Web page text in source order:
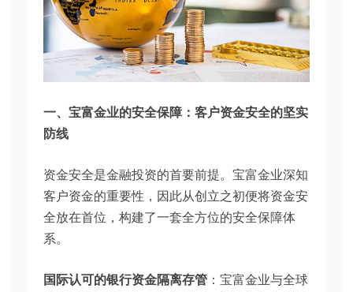
一、 宝富金业的安全保障：客户资金安全的坚实
防线
资金安全是金融投资的首要前提。宝富金业深知
客户资金的重要性，因此从创立之初便将资金安
全放在首位，构建了一套全方位的安全保障体
系。
国际认可的银行资金隔离存管 ：宝富金业与全球